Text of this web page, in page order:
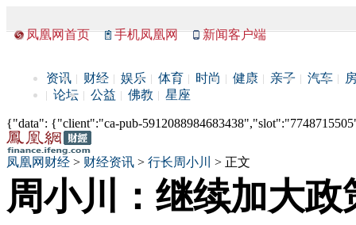
凤凰网首页 手机凤凰网 新闻客户端
资讯 财经 娱乐 体育 时尚 健康 亲子 汽车
论坛
公益 佛教 星座
{"data": {"client":"ca-pub-
凤凰网财经 > 财经资讯 > 行长周小川 > 正文
周小川：继续加大政